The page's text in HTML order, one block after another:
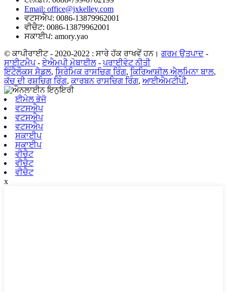
Email: office@jxkelley.com
ਵਟਸਐਪ: 0086-13879962001
ਵੀਚੈਟ: 0086-13879962001
ਸਕਾਈਪ: amory.yao
© ਕਾਪੀਰਾਈਟ - 2020-2022 : ਸਾਰੇ ਹੱਕ ਰਾਖਵੇਂ ਹਨ। ਗਰਮ ਉਤਪਾਦ -
ਸਾਈਟਮੈਪ-ਏਐਮਪੀ ਮੋਬਾਈਲ -ਪਰਾਈਵੇਟ ਨੀਤੀ
ਇੰਟੈਲੌਕਸ ਸੈਡਲ, ਸਿਰੇਮਿਕ ਰਾਸਚਿਗ ਰਿੰਗ, ਕਿਰਿਆਸ਼ੀਲ ਐਲੂਮਿਨਾ ਬਾਲ,
ਕੱਚ ਦੀ ਰਸ਼ਚਿਗ ਰਿੰਗ,ਕਾਰਬਨ ਰਾਸਚਿਗ ਰਿੰਗ, ਆਈਐਮਟੀਪੀ,
ਈਮੇਲ ਭੇਜੋ
ਵਟਸਐਪ
ਵਟਸਐਪ
ਵਟਸਐਪ
ਸਕਾਈਪ
ਸਕਾਈਪ
ਵੀਚੈਟ
ਵੀਚੈਟ
ਵੀਚੈਟ
x